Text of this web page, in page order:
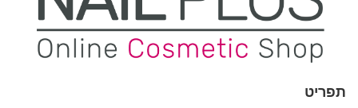
Toggle
תפריט